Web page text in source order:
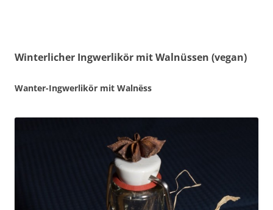
Winterlicher Ingwerlikör mit Walnüssen (vegan)
Wanter-Ingwerlikör mit Walnëss